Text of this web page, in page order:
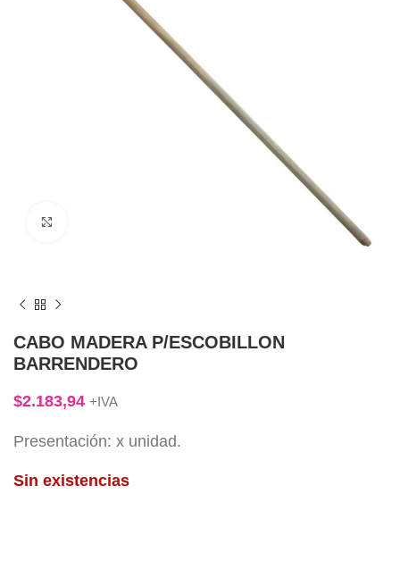
CABO MADERA P/ESCOBILLON
BARRENDERO
$2.183,94 +IVA
Presentación: x unidad.
Sin existencias